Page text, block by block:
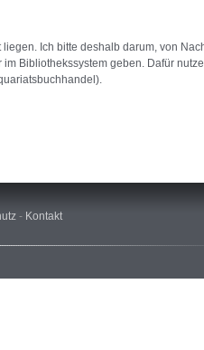
Ich bitte deshalb darum, von
Bibliothekssystem geben. Dafür
- Kontakt